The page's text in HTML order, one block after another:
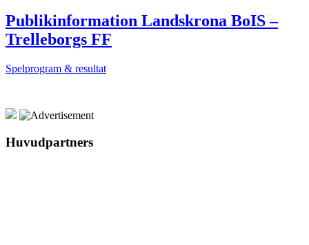
Publikinformation Landskrona BoIS –
Trelleborgs FF
Spelprogram & resultat
Huvudpartners